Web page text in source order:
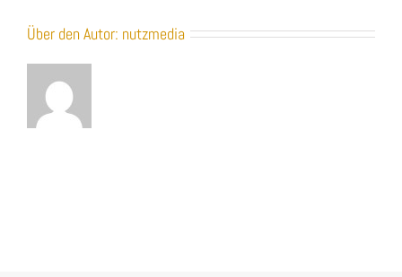
Über den Autor: nutzmedia